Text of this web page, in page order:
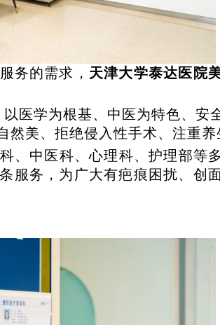
务的需求， 天津大学泰达医院
医学为根基、中医为特色、安
美、拒绝侵入性手术、注重养
、中医科、心理科、护理部等
，为广大有疤痕困扰、创面